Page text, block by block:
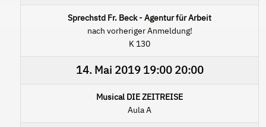
Sprechstd Fr. Beck - Agentur für Arbeit
nach vorheriger Anmeldung!
K 130
14. Mai 201919:00 20:00
Musical DIE ZEITREISE
Aula A